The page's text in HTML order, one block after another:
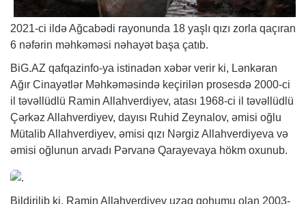
2021-ci ildə Ağcabədi rayonunda 18 yaşlı qızı zorla qaçıran
6 nəfərin məhkəməsi nəhayət başa çatıb.
BiG.AZ qafqazinfo-ya istinadən xəbər verir ki, Lənkəran
Ağır Cinayətlər Məhkəməsində keçirilən prosesdə 2000-ci
il təvəllüdlü Ramin Allahverdiyev, atası 1968-ci il təvəllüdlü
Çərkəz Allahverdiyev, dayısı Ruhid Zeynalov, əmisi oğlu
Mütalib Allahverdiyev, əmisi qızı Nərgiz Allahverdiyeva və
əmisi oğlunun arvadı Pərvanə Qarayevaya hökm oxunub.
Bildirilib ki, Ramin Allahverdiyev uzaq qohumu olan 2003-